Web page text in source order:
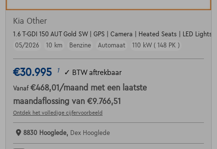
Kia Other
1.6 T-GDI 150 AUT Gold SW | GPS | Camera | Heated Seats | LED
05/2026
10 km Benzine Automaat 110 kW ( 148 PK )
€30.995 1 ✓ BTW aftrekbaar
Vanaf €468,01 /maand met een laatste
maandaflossing van €9.766,51
Ontdek het volledige cijfervoorbeeld
8830 Hooglede, Dex Hooglede